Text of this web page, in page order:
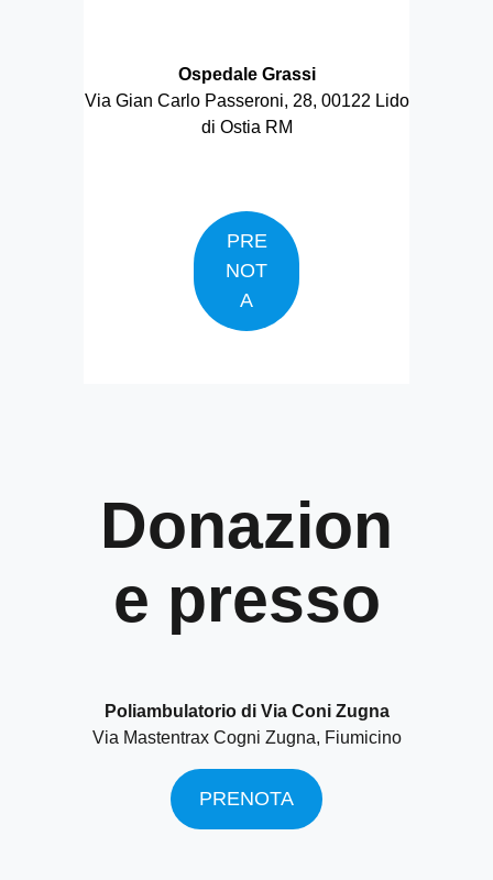
Ospedale Grassi
Via Gian Carlo Passeroni, 28, 00122 Lido
di Ostia RM
PRE
NOT
A
Donazion
e presso
Poliambulatorio di Via Coni Zugna
Via Mastentrax Cogni Zugna, Fiumicino
PRENOTA